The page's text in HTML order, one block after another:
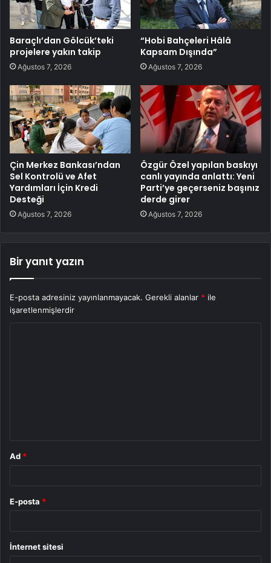
Baraçlı’dan Gölcük’teki
projelere yakın takip
Ağustos 7, 2026
“Hobi Bahçeleri Hâlâ
Kapsam Dışında”
Ağustos 7, 2026
Çin Merkez Bankası’ndan
Sel Kontrolü ve Afet
Yardımları İçin Kredi
Desteği
Ağustos 7, 2026
Özgür Özel yapılan baskıyı
canlı yayında anlattı: Yeni
Parti’ye geçerseniz başınız
derde girer
Ağustos 7, 2026
Bir yanıt yazın
E-posta adresiniz yayınlanmayacak. Gerekli alanlar * ile
işaretlenmişlerdir
Ad *
E-posta *
İnternet sitesi